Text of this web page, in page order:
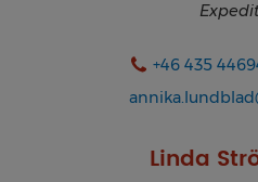
+46 435
Linda